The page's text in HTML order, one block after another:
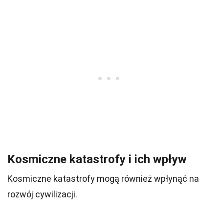
Kosmiczne katastrofy i ich wpływ
Kosmiczne katastrofy mogą również wpłynąć na
rozwój cywilizacji.